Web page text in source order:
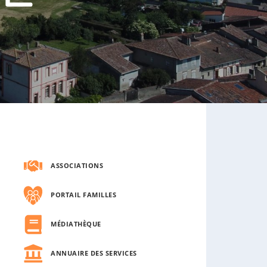
o
u
s
-
m
e
u
ASSOCIATIONS
PORTAIL FAMILLES
MÉDIATHÈQUE
ANNUAIRE DES SERVICES